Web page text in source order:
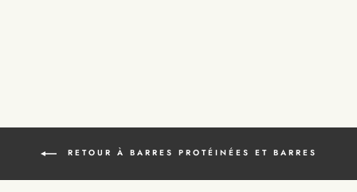
RETOUR À BARRES PROTÉINÉES ET BARRES